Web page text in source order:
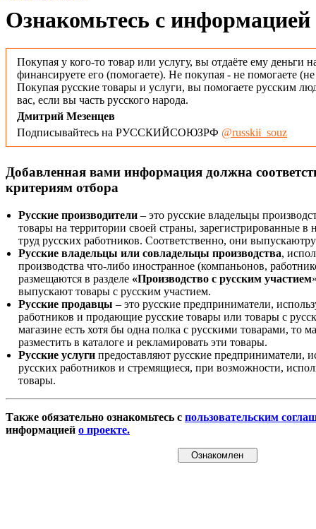
Ознакомьтесь с информацией
Покупая у кого-то товар или услугу, вы отдаёте ему деньги
финансируете его (помогаете). Не покупая - не помогаете
Покупая русские товары и услуги, вы помогаете русским
вас, если вы часть русского народа.
Дмитрий Мезенцев
Подписывайтесь на РУССКИЙСОЮЗРФ @russkii_souz
Добавленная вами информация должна
критериям отбора
Русские производители – это русские владельцы
товары на территории своей страны, зарегистрированные
труд русских работников. Соответственно, они
Русские владельцы или совладельцы производства,
производства что-либо иностранное (компаньонов,
размещаются в разделе «Производство с русским участием
выпускают товары с русским участием.
Русские продавцы – это русские предприниматели,
работников и продающие русские товары или товары с
магазине есть хотя бы одна полка с русскими товарами, то
разместить в каталоге и рекламировать эти товары.
Русские услуги предоставляют русские предприниматели,
русских работников и стремящиеся, при возможности,
товары.
Также обязательно ознакомьтесь с пользовательским
информацией о проекте.
Ознакомлен